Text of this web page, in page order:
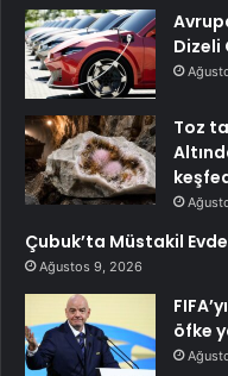
Dizeli
Toz
Çubuk’ta Müstakil Evde
Ağustos 9, 2026
öfke